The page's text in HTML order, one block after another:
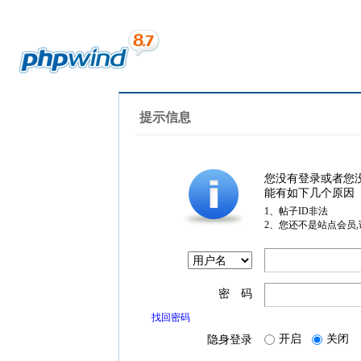
提示信息
您没有登录或者您
能有如下几个原因
1、帖子ID非法
2、您还不是站点会员
密 码
找回密码
隐身登录 开启 关闭